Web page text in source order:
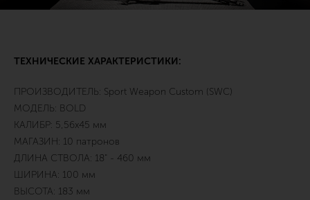
ТЕХНИЧЕСКИЕ ХАРАКТЕРИСТИКИ:
ПРОИЗВОДИТЕЛЬ: Sport Weapon Custom (SWC)
МОДЕЛЬ: BOLD
КАЛИБР: 5,56x45 мм
МАГАЗИН: 10 патронов
ДЛИНА СТВОЛА: 18" - 460 мм
ШИРИНА: 100 мм
ВЫСОТА: 183 мм